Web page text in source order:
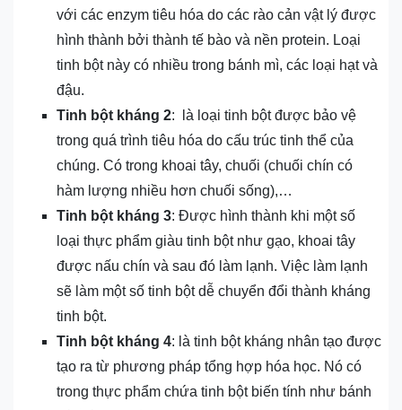
với các enzym tiêu hóa do các rào cản vật lý được
hình thành bởi thành tế bào và nền protein. Loại
tinh bột này có nhiều trong bánh mì, các loại hạt và
đậu.
Tinh bột kháng 2: là loại tinh bột được bảo vệ
trong quá trình tiêu hóa do cấu trúc tinh thể của
chúng. Có trong khoai tây, chuối (chuối chín có
hàm lượng nhiều hơn chuối sống),…
Tinh bột kháng 3: Được hình thành khi một số
loại thực phẩm giàu tinh bột như gạo, khoai tây
được nấu chín và sau đó làm lạnh. Việc làm lạnh
sẽ làm một số tinh bột dễ chuyển đổi thành kháng
tinh bột.
Tinh bột kháng 4: là tinh bột kháng nhân tạo được
tạo ra từ phương pháp tổng hợp hóa học. Nó có
trong thực phẩm chứa tinh bột biến tính như bánh